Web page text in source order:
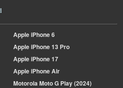
AppleiPhone 6
AppleiPhone 13 Pro
AppleiPhone 17
AppleiPhone Air
MotorolaMoto G Play (2024)